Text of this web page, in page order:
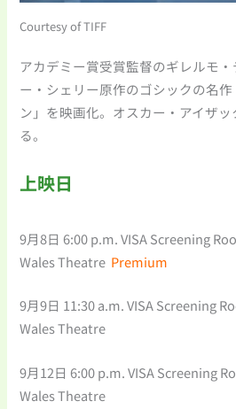
Courtesy of TIFF
アカデミー賞受賞監督のギレルモ
ー・シェリー原作のゴシックの名
ン」を映画化。オスカー・アイザ
る。
上映日
9月8日 6:00 p.m. VISA Screening
Wales Theatre Premium
9月9日 11:30 a.m. VISA Screening
Wales Theatre
9月12日 6:00 p.m. VISA Screening
Wales Theatre